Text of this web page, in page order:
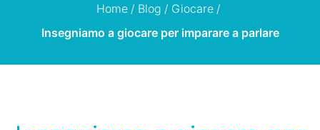
Home / Blog / Giocare /
Insegniamo a giocare per imparare a parlare